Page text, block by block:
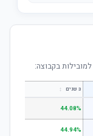
למובילות בקבוצה:
3 שנים ↕
44.08%
44.94%